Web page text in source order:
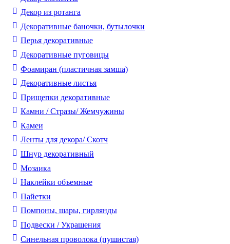
Декор из ротанга
Декоративные баночки, бутылочки
Перья декоративные
Декоративные пуговицы
Фоамиран (пластичная замша)
Декоративные листья
Прищепки декоративные
Камни / Cтразы/ Жемчужины
Камеи
Ленты для декора/ Скотч
Шнур декоративный
Мозаика
Наклейки объемные
Пайетки
Помпоны, шары, гирлянды
Подвески / Украшения
Синельная проволока (пушистая)